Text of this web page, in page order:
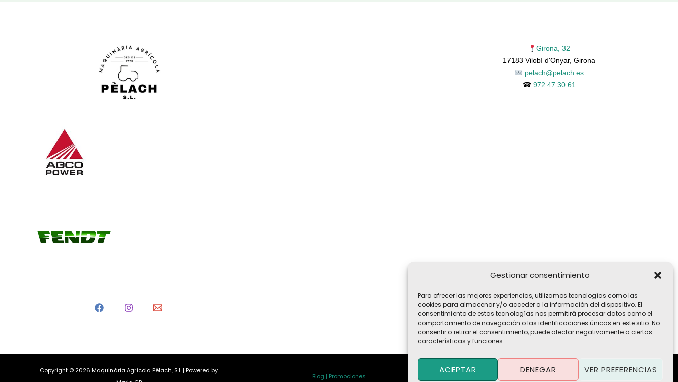
Gestionar consentimiento
Para ofrecer las mejores experiencias, utilizamos tecnologías como las
cookies para almacenar y/o acceder a la información del dispositivo. El
consentimiento de estas tecnologías nos permitirá procesar datos como el
comportamiento de navegación o las identificaciones únicas en este sitio. No
consentir o retirar el consentimiento, puede afectar negativamente a ciertas
características y funciones.
ACEPTAR DENEGAR VER PREFERENCIAS
Girona, 32
17183 Vilobí d'Onyar, Girona
pelach@pelach.es
☎972 47 30 61
Copyright © 2026 Maquinària Agrícola Pèlach, S.L | Powered by
Blog | Promociones
Política de Privacidad·Política de Cookies·Aviso Legal